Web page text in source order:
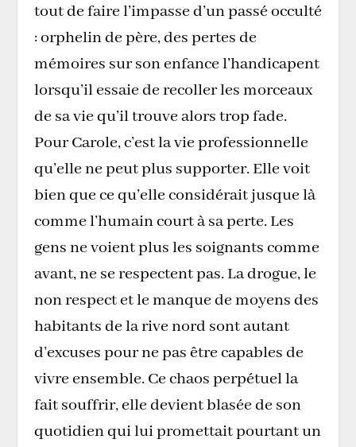
tout de faire l’impasse d’un passé occulté
: orphelin de père, des pertes de
mémoires sur son enfance l’handicapent
lorsqu’il essaie de recoller les morceaux
de sa vie qu’il trouve alors trop fade.
Pour Carole, c’est la vie professionnelle
qu’elle ne peut plus supporter. Elle voit
bien que ce qu’elle considérait jusque là
comme l’humain court à sa perte. Les
gens ne voient plus les soignants comme
avant, ne se respectent pas. La drogue, le
non respect et le manque de moyens des
habitants de la rive nord sont autant
d’excuses pour ne pas être capables de
vivre ensemble. Ce chaos perpétuel la
fait souffrir, elle devient blasée de son
quotidien qui lui promettait pourtant un